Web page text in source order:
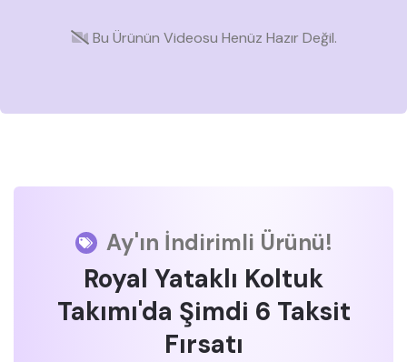
Bu Ürünün Videosu Henüz Hazır Değil.
Ay'ın İndirimli Ürünü!
Royal Yataklı Koltuk
Takımı'da Şimdi 6 Taksit
Fırsatı